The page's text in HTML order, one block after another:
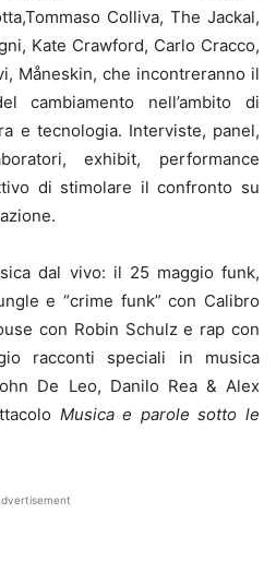
Colliva, The Jackal,
Kate Crawford, Carlo Cracco,
Måneskin, che incontreranno il
cambiamento nell’ambito di
e tecnologia. Interviste, panel,
exhibit, performance
di stimolare il confronto su
dal vivo: il 25 maggio funk,
e “crime funk” con Calibro
con Robin Schulz e rap con
racconti speciali in musica
De Leo, Danilo Rea & Alex
Musica e parole sotto le